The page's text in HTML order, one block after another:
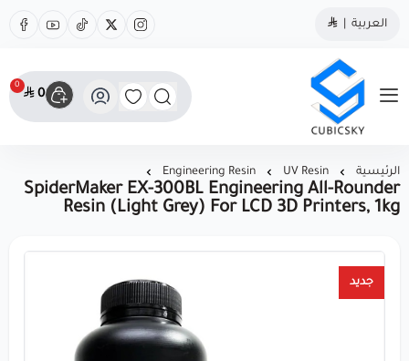
العربية
مؤسسة كيوبك سكاي
0
0
الرئيسية UV Resin
Engineering Resin
SpiderMaker EX-300BL Engineering All-Rounder
Resin (Light Grey) For LCD 3D Printers, 1kg
جديد